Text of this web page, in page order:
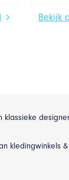
Bekijk
klassieke
kledingwinkels